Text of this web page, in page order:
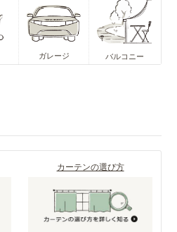
ガレージ バルコニー
カーテンの選び方